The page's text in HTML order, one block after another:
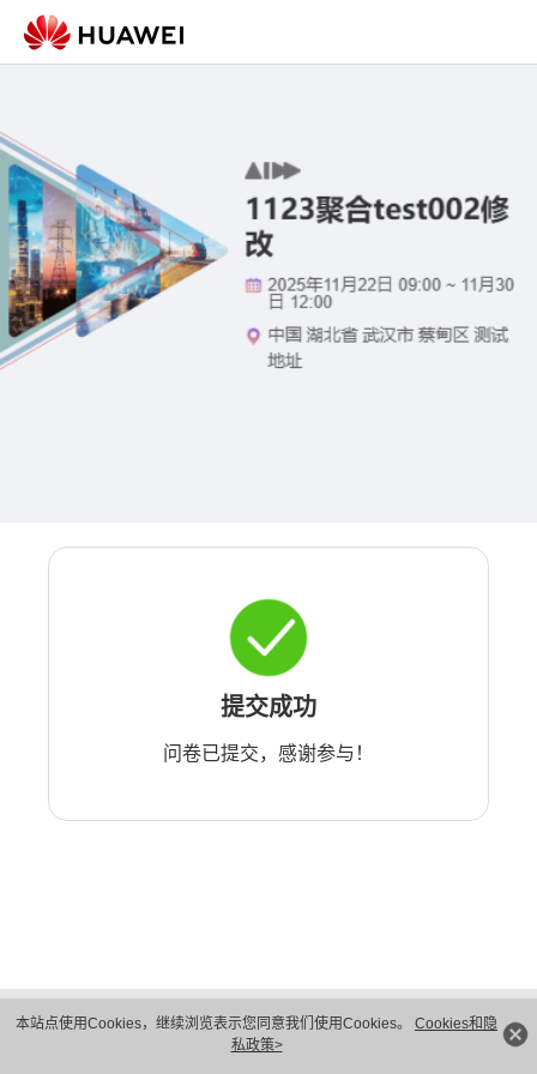
本站点使用Cookies，继续浏览表示您同意我们使用Cookies。 Cookies和隐
私政策>
提交成功
问卷已提交，感谢参与！
版权所有 © 华为技术有限公司 1998-2026。 保留一切权利。粤A2-20044005号
隐私保护